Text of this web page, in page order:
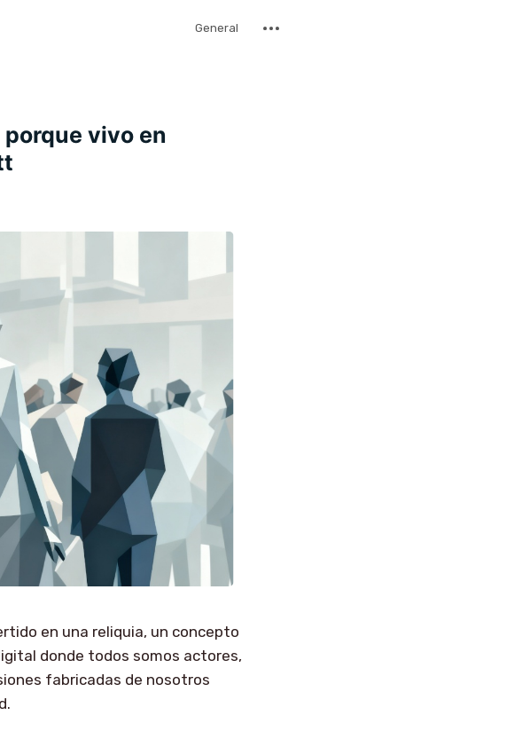
General
vivo en
en una reliquia, un concepto
donde todos somos actores,
fabricadas de nosotros